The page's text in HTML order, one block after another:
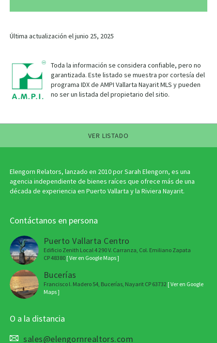
Última actualización el junio 25, 2025
Toda la información se considera confiable, pero no
garantizada. Este listado se muestra por cortesía del
programa IDX de AMPI Vallarta Nayarit MLS y pueden
no ser un listada del propietario del sitio.
VER LISTADO
Elengorn Relators, lanzado en 2010 por Sarah Elengorn, es una
agencia independiente de bienes raíces que ofrece más de una
década de experiencia en Puerto Vallarta y la Riviera Nayarit.
Contáctanos en persona
Puerto Vallarta Centro
Edificio Zenith Local 4 290 V. Carranza, Col. Emiliano Zapata
CP 48380 [ Ver en Google Maps ]
Bucerías
Francisco I. Madero 54, Bucerías, Nayarit CP 63732 [ Ver en Google
Maps ]
O a la distancia
sales@elengornrealtors.com